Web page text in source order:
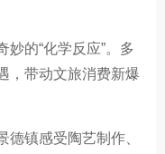
的“化学反应”。多
，带动文旅消费新爆
镇感受陶艺制作、